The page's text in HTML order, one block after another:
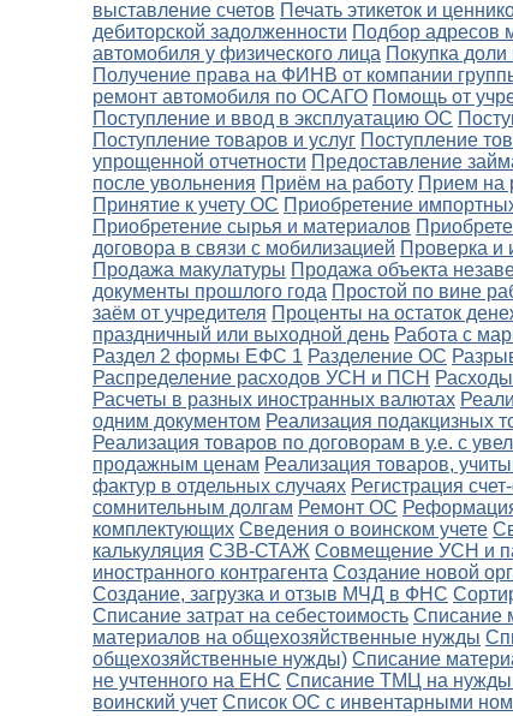
выставление счетов Печать этикеток и
дебиторской задолженности Подбор адресов
автомобиля у физического лица Покупка доли
Получение права на ФИНВ от компании
ремонт автомобиля по ОСАГО Помощь от
Поступление и ввод в эксплуатацию ОС
Поступление товаров и услуг Поступление
упрощенной отчетности Предоставление
после увольнения Приём на работу Прием на
Принятие к учету ОС Приобретение
Приобретение сырья и материалов
договора в связи с мобилизацией Проверка и
Продажа макулатуры Продажа объекта
документы прошлого года Простой по вине
заём от учредителя Проценты на остаток
праздничный или выходной день Работа с
Раздел 2 формы ЕФС 1 Разделение ОС
Распределение расходов УСН и ПСН
Расчеты в разных иностранных валютах
одним документом Реализация подакцизных
Реализация товаров по договорам в у.е. с
продажным ценам Реализация товаров,
фактур в отдельных случаях Регистрация
сомнительным долгам Ремонт ОС
комплектующих Сведения о воинском учете
калькуляция СЗВ-СТАЖ Совмещение УСН и
иностранного контрагента Создание новой
Создание, загрузка и отзыв МЧД в ФНС
Списание затрат на себестоимость Списание
материалов на общехозяйственные нужды
общехозяйственные нужды) Списание
не учтенного на ЕНС Списание ТМЦ на нужды
воинский учет Список ОС с инвентарными